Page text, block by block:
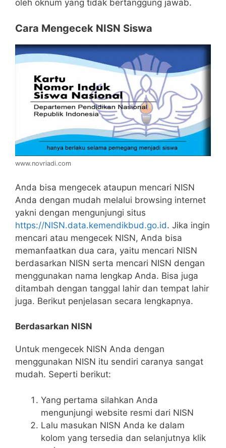
oleh oknum yang tidak bertanggung jawab.
Cara Mengecek NISN Siswa
www.novriadi.com
Anda bisa mengecek ataupun mencari NISN
Anda dengan mudah melalui browsing internet
yakni dengan mengunjungi situs
https://NISN.data.kemendikbud.go.id. Jika ingin
mencari atau mengecek NISN, Anda bisa
memanfaatkan dua cara, yaitu mencari NISN
berdasarkan NISN serta mencari NISN dengan
menggunakan nama lengkap Anda. Bisa juga
ditambah dengan tanggal lahir dan tempat lahir
juga. Berikut penjelasan secara lengkapnya.
Berdasarkan NISN
Untuk mengecek NISN Anda dengan
menggunakan NISN itu sendiri caranya sangat
mudah. Seperti berikut:
Yang pertama silahkan Anda
mengunjungi website resmi dari NISN
Lalu masukan NISN Anda ke dalam
kolom yang tersedia dan selanjutnya klik